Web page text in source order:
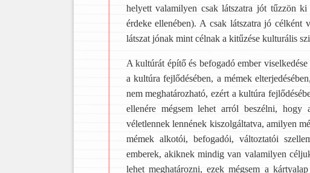
helyett valamilyen csak látszatra jót tűzzön
érdeke ellenében). A csak látszatra jó célként
látszat jónak mint célnak a kitűzése kulturális
A kultúrát építő és befogadó ember
a kultúra fejlődésében, a mémek
nem meghatározható, ezért a kultúra
ellenére mégsem lehet arról beszélni, hogy
véletlennek lennének kiszolgáltatva, amilyen
mémek alkotói, befogadói, változtatói
emberek, akiknek mindig van valamilyen
lehet meghatározni, ezek mégsem a